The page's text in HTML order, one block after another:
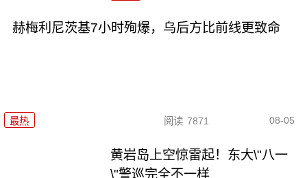
赫梅利尼茨基7小时殉爆，乌后方比前线更致命
最热 阅读 7871 08-05
黄岩岛上空惊雷起！东大\"八一
\"警巡完全不一样